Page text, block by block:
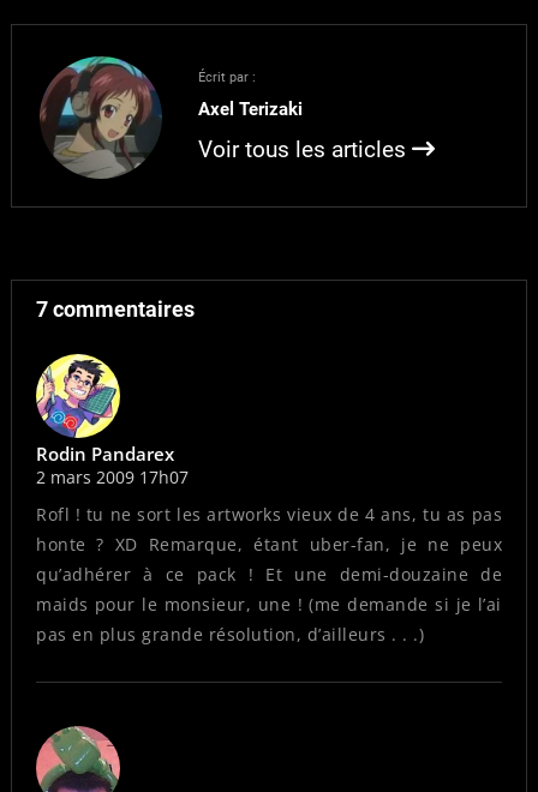
Écrit par :
Axel Terizaki
Voir tous les articles
7 commentaires
Rodin Pandarex
2 mars 2009 17h07
Rofl ! tu ne sort les artworks vieux de 4 ans, tu as pas
honte ? XD Remarque, étant uber-fan, je ne peux
qu’adhérer à ce pack ! Et une demi-douzaine de
maids pour le monsieur, une ! (me demande si je l’ai
pas en plus grande résolution, d’ailleurs . . .)